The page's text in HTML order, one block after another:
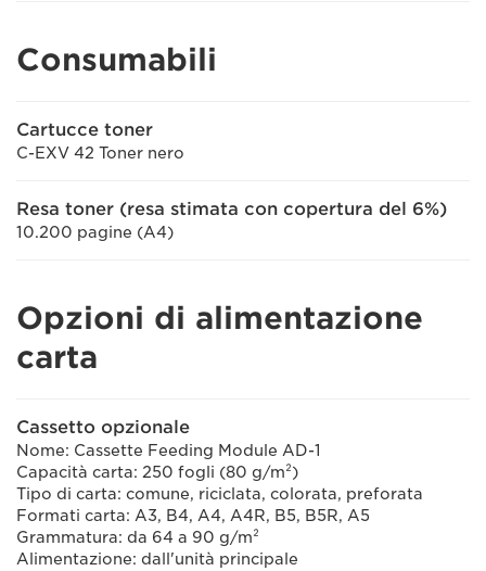
Consumabili
Cartucce toner
C-EXV 42 Toner nero
Resa toner (resa stimata con copertura del 6%)
10.200 pagine (A4)
Opzioni di alimentazione
carta
Cassetto opzionale
Nome: Cassette Feeding Module AD-1
Capacità carta: 250 fogli (80 g/m²)
Tipo di carta: comune, riciclata, colorata, preforata
Formati carta: A3, B4, A4, A4R, B5, B5R, A5
Grammatura: da 64 a 90 g/m²
Alimentazione: dall'unità principale